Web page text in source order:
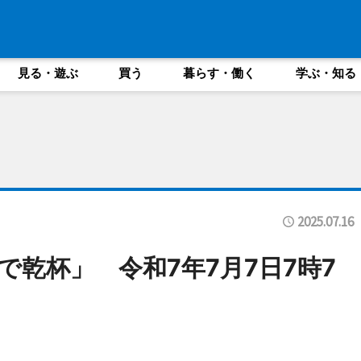
見る・遊ぶ 買う 暮らす・働く 学ぶ・知る
2025.07.16
乾杯」 令和7年7月7日7時7